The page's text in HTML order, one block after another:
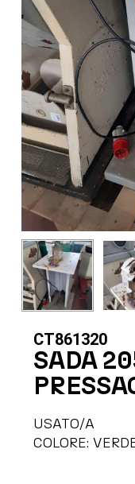
CT861320
SADA
USATO/A
COLORE: